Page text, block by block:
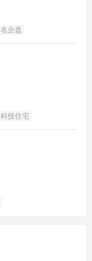
名企盘
科技住宅